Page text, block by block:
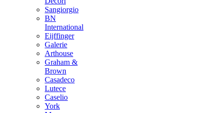
Sangiorgio
BN
International
Eijffinger
Galerie
Arthouse
Graham &
Brown
Casadeco
Lutece
Caselio
York